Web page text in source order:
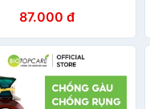
87.000 đ